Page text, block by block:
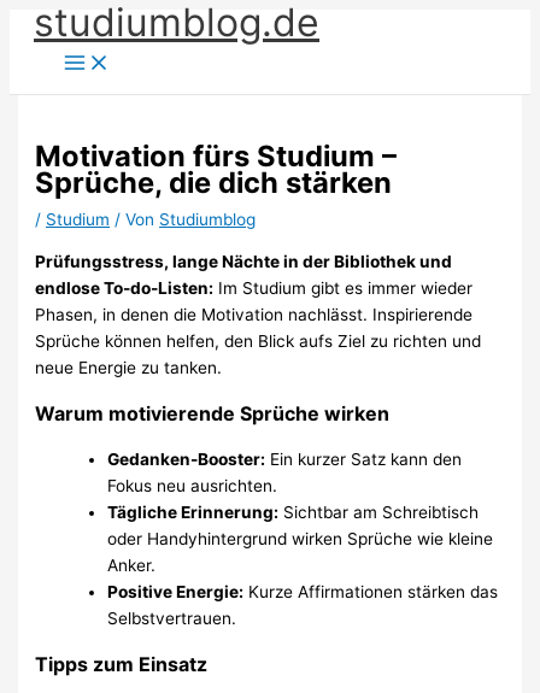
Zum
Inhalt
springen
studiumblog.de
Motivation fürs Studium –
Sprüche, die dich stärken
/ Studium / Von Studiumblog
Prüfungsstress, lange Nächte in der Bibliothek und
endlose To-do-Listen: Im Studium gibt es immer wieder
Phasen, in denen die Motivation nachlässt. Inspirierende
Sprüche können helfen, den Blick aufs Ziel zu richten und
neue Energie zu tanken.
Warum motivierende Sprüche wirken
Gedanken-Booster: Ein kurzer Satz kann den
Fokus neu ausrichten.
Tägliche Erinnerung: Sichtbar am Schreibtisch
oder Handyhintergrund wirken Sprüche wie kleine
Anker.
Positive Energie: Kurze Affirmationen stärken das
Selbstvertrauen.
Tipps zum Einsatz